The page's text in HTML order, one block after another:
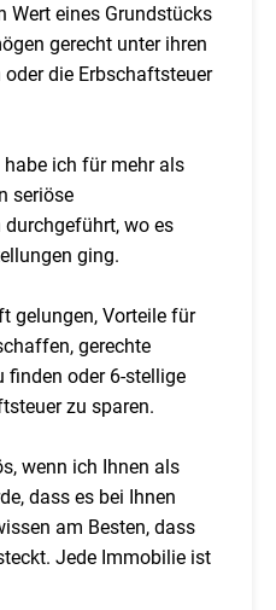
Wert eines Grundstücks
gerecht unter ihren
die Erbschaftsteuer
ich für mehr als
seriöse
wo es
ging.
gelungen, Vorteile für
gerechte
finden oder 6-stellige
zu sparen.
wenn ich Ihnen als
dass es bei Ihnen
am Besten, dass
Jede Immobilie ist